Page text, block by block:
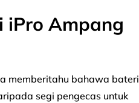
iPro Ampang
memberitahu bahawa bateri
segi pengecas untuk